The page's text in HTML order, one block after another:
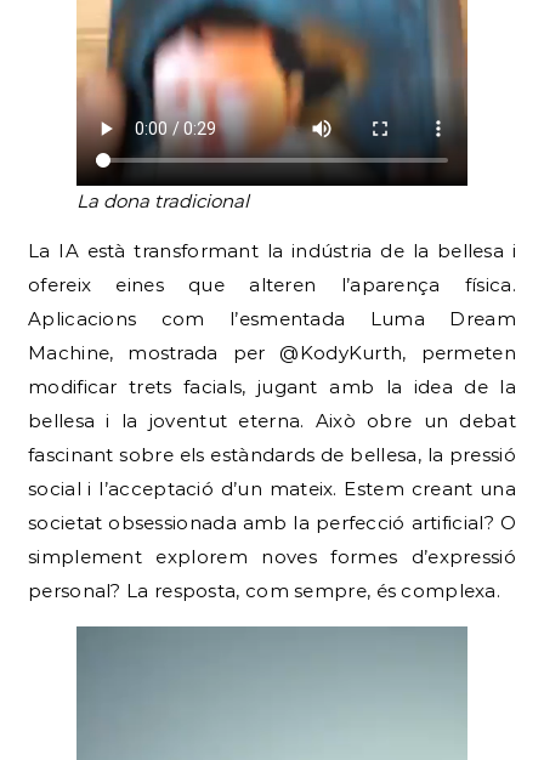
La dona tradicional
La IA està transformant la indústria de la bellesa i
ofereix eines que alteren l’aparença física.
Aplicacions com l’esmentada Luma Dream
Machine, mostrada per @KodyKurth, permeten
modificar trets facials, jugant amb la idea de la
bellesa i la joventut eterna. Això obre un debat
fascinant sobre els estàndards de bellesa, la pressió
social i l’acceptació d’un mateix. Estem creant una
societat obsessionada amb la perfecció artificial? O
simplement explorem noves formes d’expressió
personal? La resposta, com sempre, és complexa.